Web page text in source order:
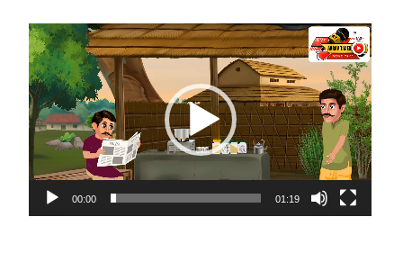
Video
Player
00:00 01:19